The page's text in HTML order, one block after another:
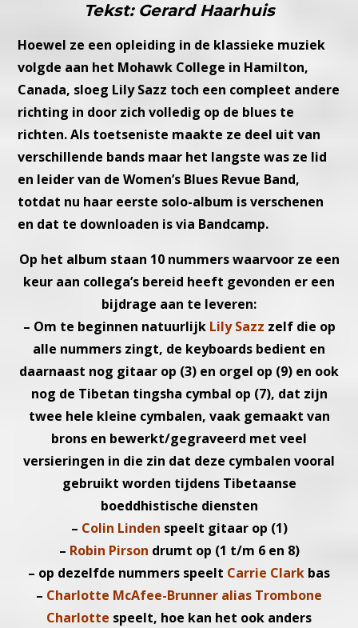
Tekst: Gerard Haarhuis
Hoewel ze een opleiding in de klassieke muziek
volgde aan het Mohawk College in Hamilton,
Canada, sloeg Lily Sazz toch een compleet andere
richting in door zich volledig op de blues te
richten.Als toetseniste maakte ze deel uit van
verschillende bands maar het langste was ze lid
en leider van de Women’s Blues Revue Band,
totdat nu haar eerste solo-album is verschenen
en dat te downloaden is via Bandcamp.
Op het album staan 10 nummers waarvoor ze een
keur aan collega’s bereid heeft gevonden er een
bijdrage aan te leveren:
– Om te beginnen natuurlijkLily Sazz zelf die op
alle nummers zingt, de keyboards bedient en
daarnaast nog gitaar op (3) en orgel op (9) en ook
nog de Tibetan tingsha cymbal op (7), dat zijn
twee hele kleine cymbalen, vaak gemaakt van
brons en bewerkt/gegraveerd met veel
versieringen in die zin dat deze cymbalen vooral
gebruikt worden tijdens Tibetaanse
boeddhistische diensten
– Colin Linden speelt gitaar op (1)
– Robin Pirson drumt op (1 t/m 6 en 8)
– op dezelfde nummers speelt Carrie Clark bas
– Charlotte McAfee-Brunner alias Trombone
Charlotte speelt, hoe kan het ook anders